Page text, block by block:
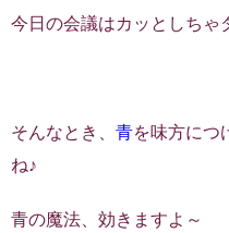
今日の会議はカッとしちゃ
そんなとき、 青を味方につ
ね♪
青の魔法、効きますよ～